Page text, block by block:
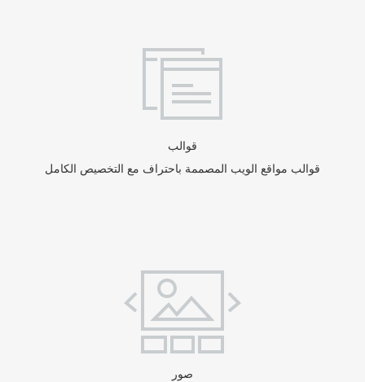
قوالب
قوالب مواقع الويب المصممة باحتراف مع التخصيص الكامل
صور